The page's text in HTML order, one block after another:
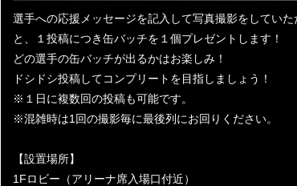
選手への応援メッセージを記入して写真撮影をしてい
と、１投稿につき缶バッチを１個プレゼントします！
どの選手の缶バッチが出るかはお楽しみ！
ドシドシ投稿してコンプリートを目指しましょう！
※１日に複数回の投稿も可能です。
※混雑時は1回の撮影毎に最後列にお回りください。
【設置場所】
1Fロビー（アリーナ席入場口付近）